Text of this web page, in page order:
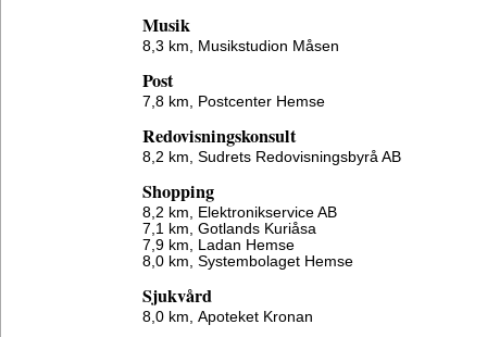
Musik
8,3 km, Musikstudion Måsen
Post
7,8 km, Postcenter Hemse
Redovisningskonsult
8,2 km, Sudrets Redovisningsbyrå AB
Shopping
8,2 km, Elektronikservice AB
7,1 km, Gotlands Kuriåsa
7,9 km, Ladan Hemse
8,0 km, Systembolaget Hemse
Sjukvård
8,0 km, Apoteket Kronan